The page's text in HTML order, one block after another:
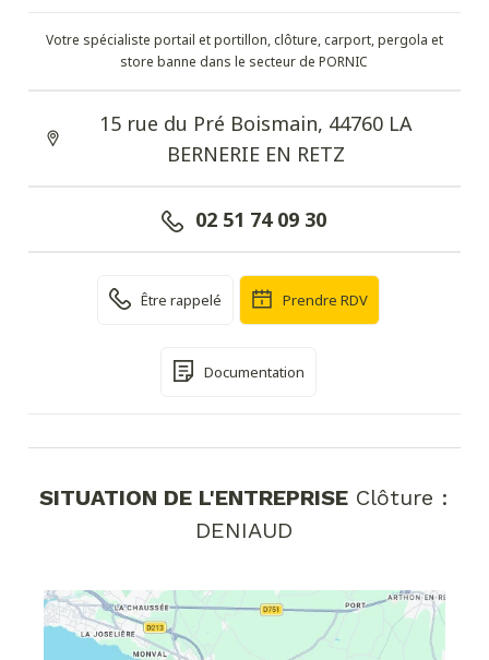
Votre spécialiste portail et portillon, clôture, carport, pergola et
store banne dans le secteur de PORNIC
15 rue du Pré Boismain, 44760 LA
BERNERIE EN RETZ
02 51 74 09 30
Être rappelé Prendre RDV
Documentation
SITUATION DE L'ENTREPRISE Clôture :
DENIAUD